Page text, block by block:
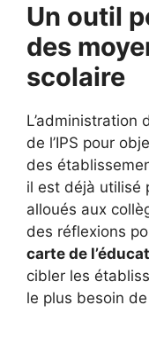
Un outil
des
scolaire
L’administration
de l’IPS pour
des
il est déjà utilisé
alloués aux
des réflexions
carte de
cibler les
le plus besoin